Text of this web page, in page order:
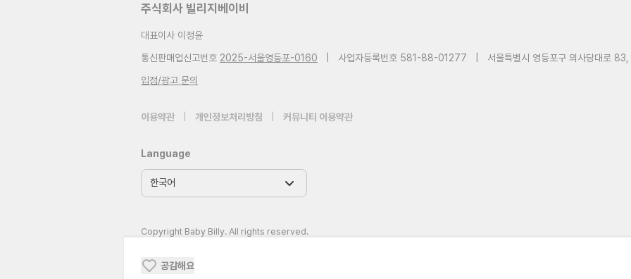
공감해요
주식회사 빌리지베이비
대표이사 이정윤
통신판매업신고번호 2025-서울영등포-0160 사업자등록번호 581-88-01277
서울특별시 영등포구 의사당대로
입점/광고 문의
이용약관 개인정보처리방침 커뮤니티 이용약관
Language
Copyright Baby Billy. All rights reserved.